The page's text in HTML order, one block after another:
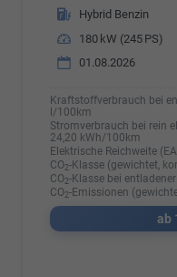
Kraftstoff
Hybrid Benzin
Leistung
180 kW (245 PS)
01.08.2026
Kraftstoffverbrauch bei
l/100km
Stromverbrauch bei rein
24,20 kWh/100km
Elektrische Reichweite
CO2-Klasse (gewichtet,
CO2-Klasse bei
CO2-Emissionen
ab